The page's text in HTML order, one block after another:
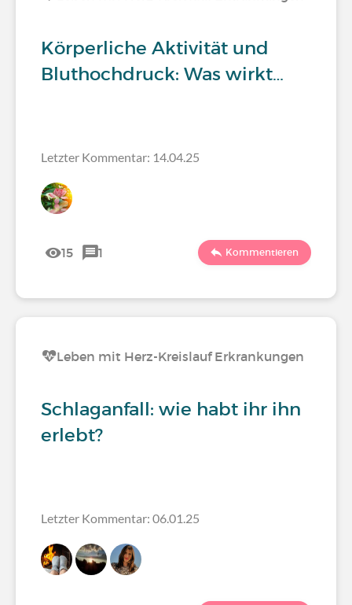
Körperliche Aktivität und
Bluthochdruck: Was wirkt…
Letzter Kommentar: 14.04.25
15 1 Kommentieren
Leben mit Herz-Kreislauf Erkrankungen
Schlaganfall: wie habt ihr ihn
erlebt?
Letzter Kommentar: 06.01.25